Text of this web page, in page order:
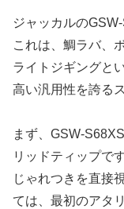
ジャッカルの
これは、鯛ラバ、
ライトジギングと
高い汎用性を誇る
まず、GSW-
リッドティップで
じゃれつきを直接
ては、最初のアタ